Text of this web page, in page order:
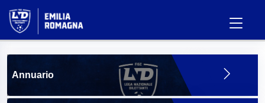
Annuario